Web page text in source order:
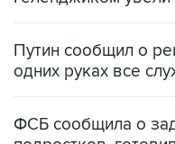
Путин сообщил о
ФСБ сообщила о
Росгвардии